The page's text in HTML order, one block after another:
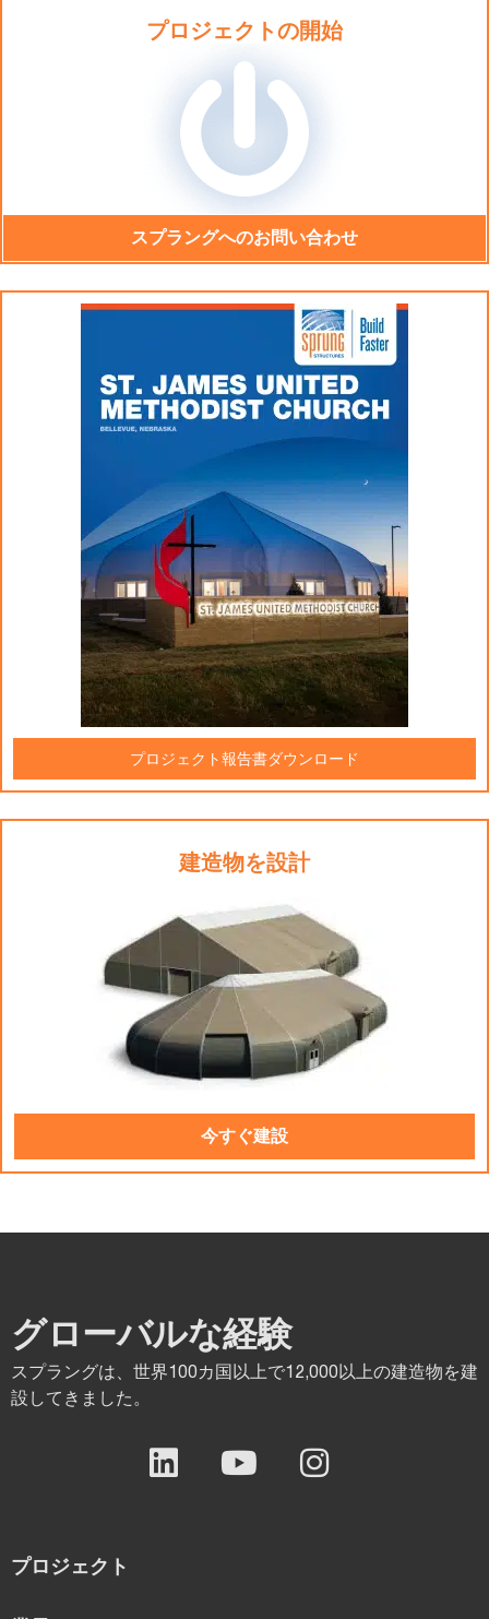
プロジェクトの開始
スプラングへのお問い合わせ
プロジェクト報告書ダウンロード
建造物を設計
今すぐ建設
グローバルな経験
スプラングは、世界100カ国以上で12,000以上の建造物を建
設してきました。
プロジェクト